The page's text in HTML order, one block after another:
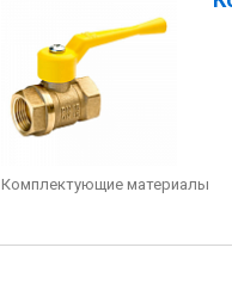
Комплектующие материалы